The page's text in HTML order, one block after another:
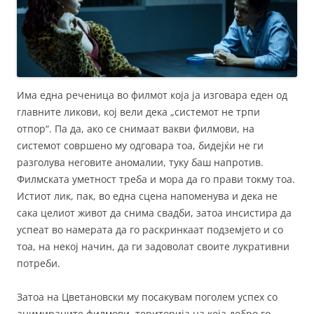
Има една реченица во филмот која ја изговара еден од
главните ликови, кој вели дека „системот не трпи
отпор“. Па да, ако се снимаат вакви филмови, на
системот совршено му одговара тоа, бидејќи не ги
разголува неговите аномалии, туку баш напротив.
Филмската уметност треба и мора да го прави токму тоа.
Истиот лик, пак, во една сцена напоменува и дека не
сака целиот живот да снима свадби, затоа инсистира да
успеат во намерата да го раскринкаат подземјето и со
тоа, на некој начин, да ги задоволат своите лукративни
потреби.
Затоа на Цветановски му посакувам поголем успех со